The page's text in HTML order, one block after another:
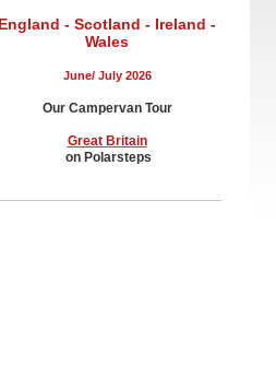
England - Scotland - Ireland -
Wales
June/ July 2026
Our Campervan Tour
Great Britain
on Polarsteps